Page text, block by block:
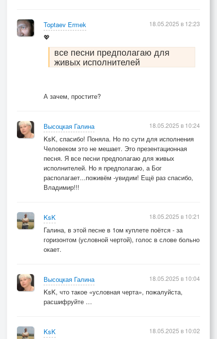
Toptaev Ermek
💖
все песни предполагаю для
живых исполнителей
А зачем, простите?
18.05.2025 в 12:23
Высоцкая Галина
KsK, спасибо! Поняла. Но по сути для исполнения
Человеком это не мешает. Это презентационная
песня. Я все песни предполагаю для живых
исполнителей. Но я предполагаю, а Бог
располагает...поживём -увидим! Ещё раз спасибо,
Владимир!!!
18.05.2025 в 10:24
KsK
Галина, в этой песне в 1ом куплете поётся - за
горизонтом (условной чертой), голос в слове больно
окает.
18.05.2025 в 10:21
Высоцкая Галина
KsK, что такое «условная черта», пожалуйста,
расшифруйте …
18.05.2025 в 10:04
KsK
18.05.2025 в 10:02